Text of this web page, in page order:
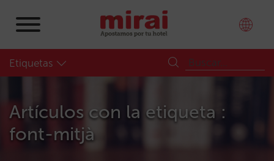
Etiquetas
Artículos con la etiqueta :
font-mitjà